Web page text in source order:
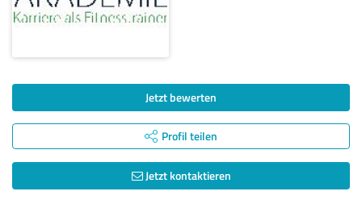
Jetzt bewerten
Profil teilen
Jetzt kontaktieren